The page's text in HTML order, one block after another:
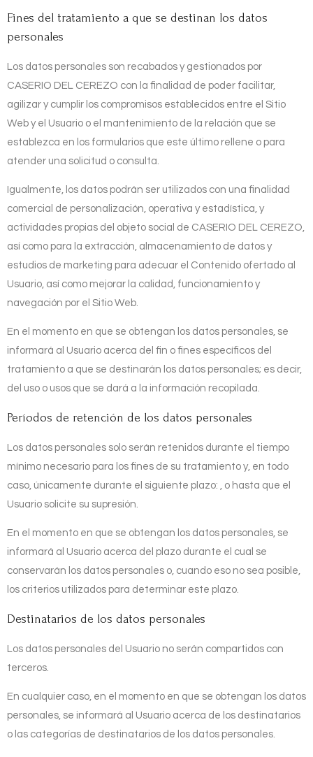
Fines del tratamiento a que se destinan los datos
personales
Los datos personales son recabados y gestionados por
CASERIO DEL CEREZO con la finalidad de poder facilitar,
agilizar y cumplir los compromisos establecidos entre el Sitio
Web y el Usuario o el mantenimiento de la relación que se
establezca en los formularios que este último rellene o para
atender una solicitud o consulta.
Igualmente, los datos podrán ser utilizados con una finalidad
comercial de personalización, operativa y estadística, y
actividades propias del objeto social de CASERIO DEL CEREZO,
así como para la extracción, almacenamiento de datos y
estudios de marketing para adecuar el Contenido ofertado al
Usuario, así como mejorar la calidad, funcionamiento y
navegación por el Sitio Web.
En el momento en que se obtengan los datos personales, se
informará al Usuario acerca del fin o fines específicos del
tratamiento a que se destinarán los datos personales; es decir,
del uso o usos que se dará a la información recopilada.
Períodos de retención de los datos personales
Los datos personales solo serán retenidos durante el tiempo
mínimo necesario para los fines de su tratamiento y, en todo
caso, únicamente durante el siguiente plazo:
, o hasta que el
Usuario solicite su supresión.
En el momento en que se obtengan los datos personales, se
informará al Usuario acerca del plazo durante el cual se
conservarán los datos personales o, cuando eso no sea posible,
los criterios utilizados para determinar este plazo.
Destinatarios de los datos personales
Los datos personales del Usuario no serán compartidos con
terceros.
En cualquier caso, en el momento en que se obtengan los datos
personales, se informará al Usuario acerca de los destinatarios
o las categorías de destinatarios de los datos personales.